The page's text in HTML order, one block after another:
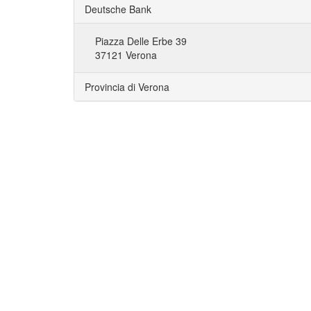
Deutsche Bank
Piazza Delle Erbe 39
37121 Verona
Provincia di Verona